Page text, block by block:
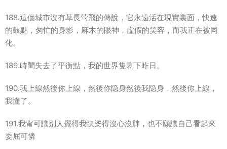
188.這個城市沒有草長莺飛的傳說，它永遠活在現實裏面，快速
的鼓點，匆忙的身影，麻木的眼神，虛假的笑容，而我正在被同
化。
189.時間失去了平衡點，我的世界隻剩下昨日。
190.我上線然後你上線，然後你隐身然後我隐身，然後你上線，
我懂了。
191.我甯可讓别人覺得我快樂得沒心沒肺，也不願讓自己看起來
委屈可憐